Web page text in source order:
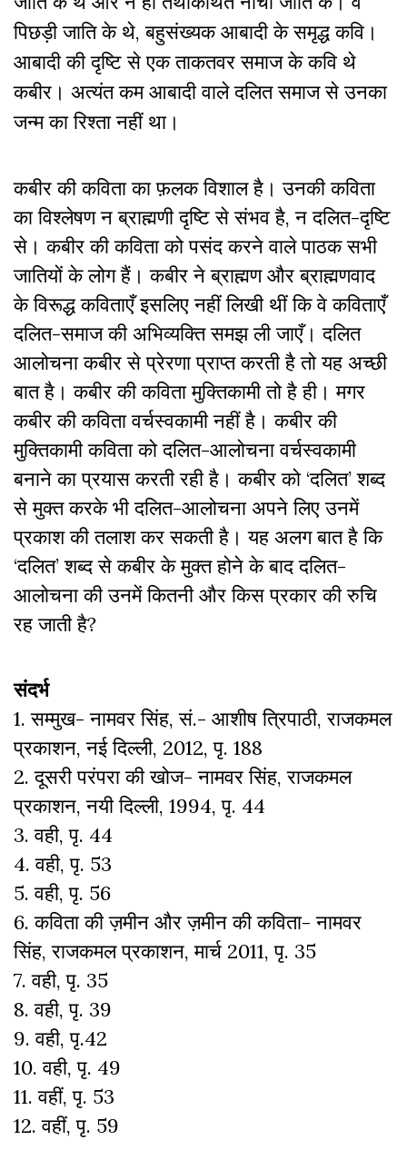
पिछड़ी जाति के थे, बहुसंख्यक आबादी के समृद्ध कवि।
आबादी की दृष्टि से एक ताकतवर समाज के कवि थे
कबीर। अत्यंत कम आबादी वाले दलित समाज से उनका
जन्म का रिश्ता नहीं था।
कबीर की कविता का फ़लक विशाल है। उनकी कविता
का विश्लेषण न ब्राह्मणी दृष्टि से संभव है, न दलित-दृष्टि
से। कबीर की कविता को पसंद करने वाले पाठक सभी
जातियों के लोग हैं। कबीर ने ब्राह्मण और ब्राह्मणवाद
के विरूद्ध कविताएँ इसलिए नहीं लिखी थीं कि वे कविताएँ
दलित-समाज की अभिव्यक्ति समझ ली जाएँ। दलित
आलोचना कबीर से प्रेरणा प्राप्त करती है तो यह अच्छी
बात है। कबीर की कविता मुक्तिकामी तो है ही। मगर
कबीर की कविता वर्चस्वकामी नहीं है। कबीर की
मुक्तिकामी कविता को दलित-आलोचना वर्चस्वकामी
बनाने का प्रयास करती रही है। कबीर को ‘दलित’ शब्द
से मुक्त करके भी दलित-आलोचना अपने लिए उनमें
प्रकाश की तलाश कर सकती है। यह अलग बात है कि
‘दलित’ शब्द से कबीर के मुक्त होने के बाद दलित-
आलोचना की उनमें कितनी और किस प्रकार की रुचि
रह जाती है?
संदर्भ
1. सम्मुख- नामवर सिंह, सं.- आशीष त्रिपाठी, राजकमल
प्रकाशन, नई दिल्ली, 2012, पृ. 188
2. दूसरी परंपरा की खोज- नामवर सिंह, राजकमल
प्रकाशन, नयी दिल्ली, 1994, पृ. 44
3. वही, पृ. 44
4. वही, पृ. 53
5. वही, पृ. 56
6. कविता की ज़मीन और ज़मीन की कविता- नामवर
सिंह, राजकमल प्रकाशन, मार्च 2011, पृ. 35
7. वही, पृ. 35
8. वही, पृ. 39
9. वही, पृ.42
10. वही, पृ. 49
11. वहीं, पृ. 53
12. वहीं, पृ. 59